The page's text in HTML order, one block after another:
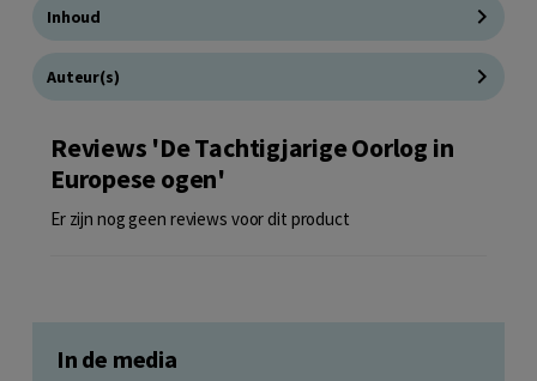
Inhoud
Auteur(s)
Reviews 'De Tachtigjarige Oorlog in
Europese ogen'
Er zijn nog geen reviews voor dit product
In de media